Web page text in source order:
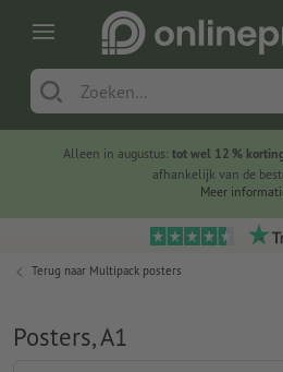
Alleen in augustus: tot wel 12 %
afhankelijk van de
Meer
Terug naar Multipack posters
Posters, A1